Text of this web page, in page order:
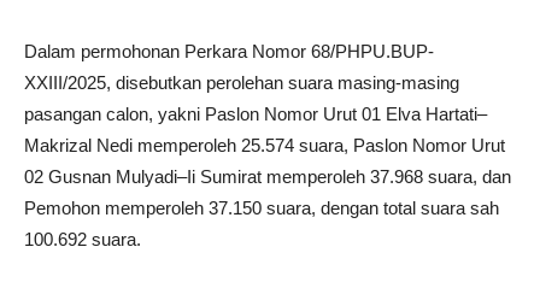
Dalam permohonan Perkara Nomor 68/PHPU.BUP-
XXIII/2025, disebutkan perolehan suara masing-masing
pasangan calon, yakni Paslon Nomor Urut 01 Elva Hartati–
Makrizal Nedi memperoleh 25.574 suara, Paslon Nomor Urut
02 Gusnan Mulyadi–Ii Sumirat memperoleh 37.968 suara, dan
Pemohon memperoleh 37.150 suara, dengan total suara sah
100.692 suara.